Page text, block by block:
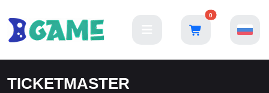
0
TICKETMASTER